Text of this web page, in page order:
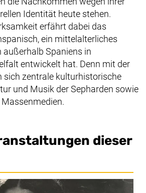
Identität heute stehen.
erfährt dabei das
ein mittelalterliches
außerhalb Spaniens in
entwickelt hat. Denn mit der
sich zentrale kulturhistorische
und Musik der Sepharden sowie
dieser